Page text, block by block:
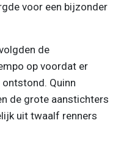
voor een bijzonder
de
op voordat er
Quinn
de grote aanstichters
uit twaalf renners